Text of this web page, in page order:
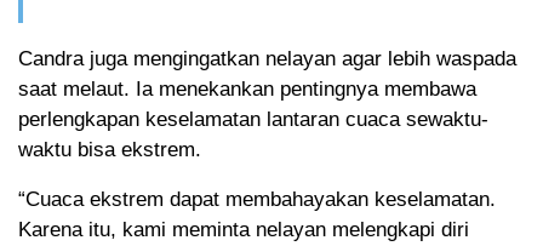
Candra juga mengingatkan nelayan agar lebih waspada
saat melaut. Ia menekankan pentingnya membawa
perlengkapan keselamatan lantaran cuaca sewaktu-
waktu bisa ekstrem.
“Cuaca ekstrem dapat membahayakan keselamatan.
Karena itu, kami meminta nelayan melengkapi diri